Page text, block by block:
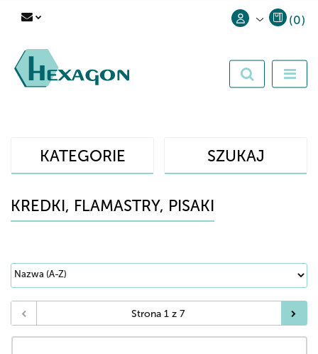
Zarejestruj się
(0)
KATEGORIE SZUKAJ
KREDKI, FLAMASTRY, PISAKI